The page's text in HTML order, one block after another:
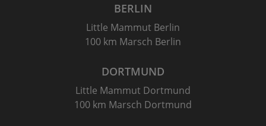
BERLIN
Little Mammut Berlin
100 km Marsch Berlin
DORTMUND
Little Mammut Dortmund
100 km Marsch Dortmund